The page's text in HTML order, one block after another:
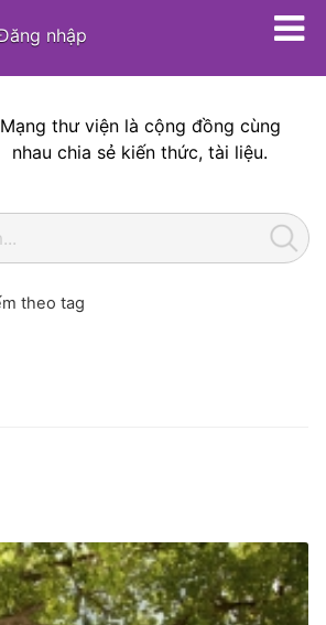
nhập
Mạng thư viện là cộng đồng cùng
nhau chia sẻ kiến thức, tài liệu.
theo tag